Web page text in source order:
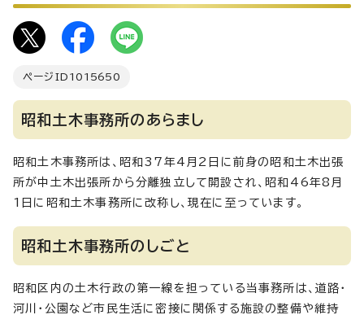
ページID 1015650
昭和土木事務所のあらまし
昭和土木事務所は、昭和37年4月2日に前身の昭和土木出張
所が中土木出張所から分離独立して開設され、昭和46年8月
1日に昭和土木事務所に改称し、現在に至っています。
昭和土木事務所のしごと
昭和区内の土木行政の第一線を担っている当事務所は、道路・
河川・公園など市民生活に密接に関係する施設の整備や維持